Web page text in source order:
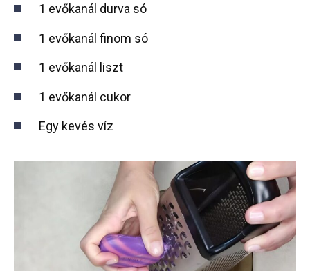
1 evőkanál durva só
1 evőkanál finom só
1 evőkanál liszt
1 evőkanál cukor
Egy kevés víz